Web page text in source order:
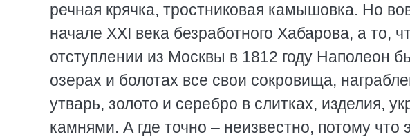
речная крячка, тростниковая камышовка. Но
начале ХХI века безработного Хабарова, а то,
отступлении из Москвы в 1812 году Наполеон
озерах и болотах все свои сокровища,
утварь, золото и серебро в слитках, изделия,
камнями. А где точно – неизвестно, потому